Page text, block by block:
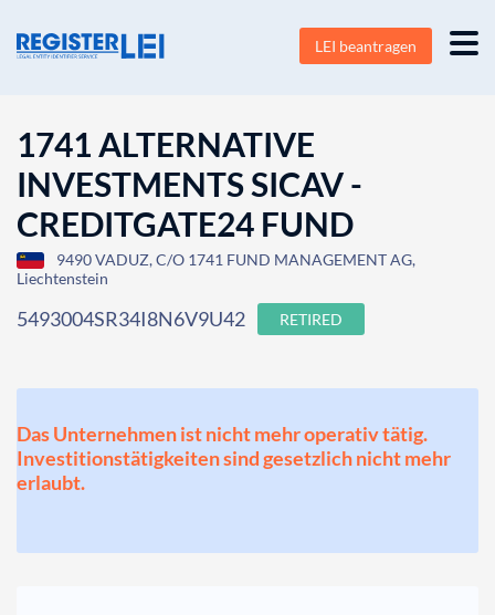
LEI beantragen
1741 ALTERNATIVE
INVESTMENTS SICAV -
CREDITGATE24 FUND
9490 VADUZ, C/O 1741 FUND MANAGEMENT AG,
Liechtenstein
5493004SR34I8N6V9U42 RETIRED
Das Unternehmen ist nicht mehr operativ tätig.
Investitionstätigkeiten sind gesetzlich nicht mehr
erlaubt.